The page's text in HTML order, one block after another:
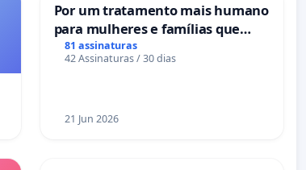
Por um tratamento mais humano
para mulheres e famílias que
sofrem uma perda gestacional
nos hospitais portugueses
81 assinaturas
42 Assinaturas / 30 dias
21 Jun 2026